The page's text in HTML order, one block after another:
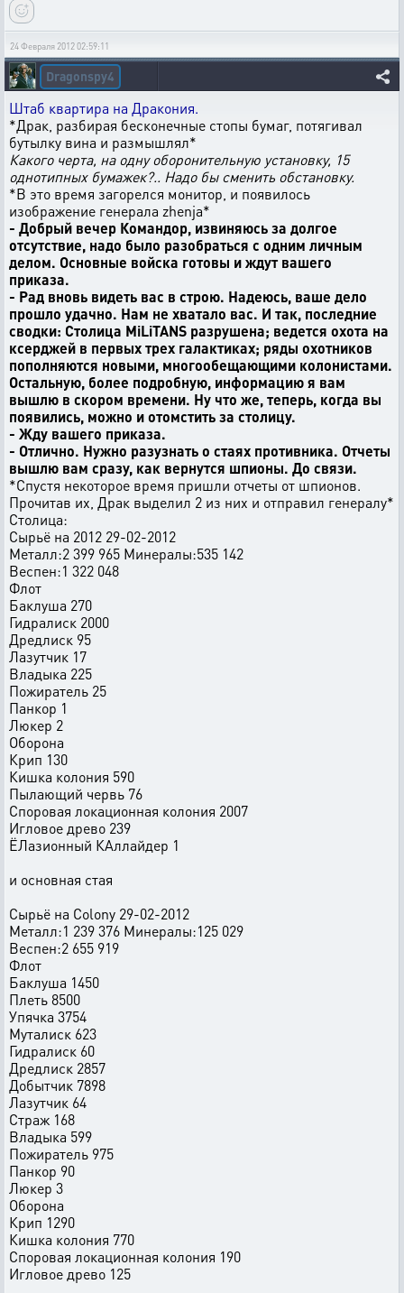
24 Февраля 2012 02:59:11
Dragonspy4
Штаб квартира на Дракония.
*Драк, разбирая бесконечные стопы бумаг, потягивал
бутылку вина и размышлял*
Какого черта, на одну оборонительную установку, 15
однотипных бумажек?.. Надо бы сменить обстановку.
*В это время загорелся монитор, и появилось
изображение генерала zhenja*
- Добрый вечер Командор, извиняюсь за долгое
отсутствие, надо было разобраться с одним личным
делом. Основные войска готовы и ждут вашего
приказа.
- Рад вновь видеть вас в строю. Надеюсь, ваше дело
прошло удачно. Нам не хватало вас. И так, последние
сводки: Столица MiLiTANS разрушена; ведется охота на
ксерджей в первых трех галактиках; ряды охотников
пополняются новыми, многообещающими колонистами.
Остальную, более подробную, информацию я вам
вышлю в скором времени. Ну что же, теперь, когда вы
появились, можно и отомстить за столицу.
- Жду вашего приказа.
- Отлично. Нужно разузнать о стаях противника. Отчеты
вышлю вам сразу, как вернутся шпионы. До связи.
*Спустя некоторое время пришли отчеты от шпионов.
Прочитав их, Драк выделил 2 из них и отправил генералу*
Столица:
Сырьё на 2012 29-02-2012
Металл:2 399 965 Минералы:535 142
Веспен:1 322 048
Флот
Баклуша 270
Гидралиск 2000
Дредлиск 95
Лазутчик 17
Владыка 225
Пожиратель 25
Панкор 1
Люкер 2
Оборона
Крип 130
Кишка колония 590
Пылающий червь 76
Споровая локационная колония 2007
Игловое древо 239
ЁЛазионный КАллайдер 1
и основная стая
Сырьё на Colony 29-02-2012
Металл:1 239 376 Минералы:125 029
Веспен:2 655 919
Флот
Баклуша 1450
Плеть 8500
Упячка 3754
Муталиск 623
Гидралиск 60
Дредлиск 2857
Добытчик 7898
Лазутчик 64
Страж 168
Владыка 599
Пожиратель 975
Панкор 90
Люкер 3
Оборона
Крип 1290
Кишка колония 770
Споровая локационная колония 190
Игловое древо 125